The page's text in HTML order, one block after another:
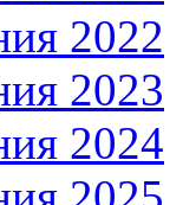
2022
2023
2024